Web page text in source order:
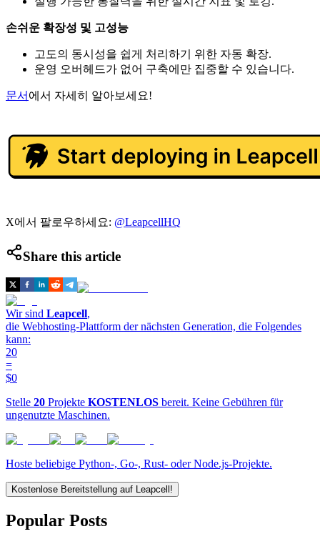
손쉬운 확장성 및 고성능
고도의 동시성을 쉽게 처리하기 위한 자동 확장.
운영 오버헤드가 없어 구축에만 집중할 수 있습니다.
문서 에서 자세히 알아보세요!
X에서 팔로우하세요: @LeapcellHQ
Share this article
Wir sind Leapcell,
die Webhosting-Plattform der nächsten Generation, die Folgendes
kann:
20
=
$0
Stelle 20 Projekte KOSTENLOS bereit. Keine Gebühren für
ungenutzte Maschinen.
Hoste beliebige Python-, Go-, Rust- oder Node.js-Projekte.
Kostenlose Bereitstellung auf Leapcell!
Popular Posts